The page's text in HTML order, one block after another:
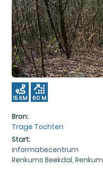
15 KM 60 M
Bron:
Trage Tochten
Start:
informatiecentrum
Renkums Beekdal, Renkum